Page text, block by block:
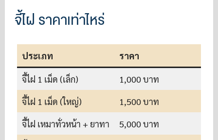
จี้ไฝ ราคาเท่าไหร่
ประเภท ราคา
จี้ไฝ 1 เม็ด (เล็ก)
1,000 บาท
จี้ไฝ 1 เม็ด (ใหญ่)
1,500 บาท
จี้ไฝ เหมาทั่วหน้า + ยาทา
5,000 บาท